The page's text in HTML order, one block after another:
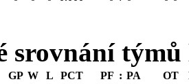
srovnání
GP W L PCT PF : PA OT